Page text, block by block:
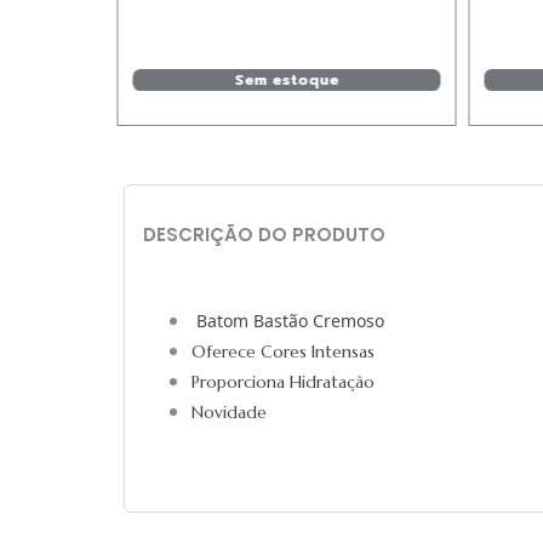
Sem estoque
DESCRIÇÃO DO PRODUTO
Batom Bastão Cremoso
Oferece Cores Intensas
Proporciona Hidratação
Novidade